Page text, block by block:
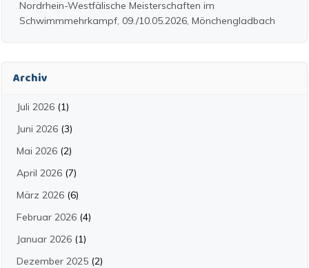
Nordrhein-Westfälische Meisterschaften im
Schwimmmehrkampf, 09./10.05.2026, Mönchengladbach
Archiv
Juli 2026 (1)
Juni 2026 (3)
Mai 2026 (2)
April 2026 (7)
März 2026 (6)
Februar 2026 (4)
Januar 2026 (1)
Dezember 2025 (2)